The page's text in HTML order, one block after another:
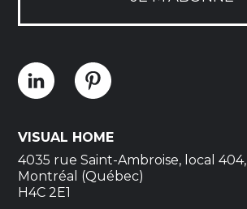
VISUAL HOME
4035 rue Saint-Ambroise, local 404,
Montréal (Québec)
H4C 2E1